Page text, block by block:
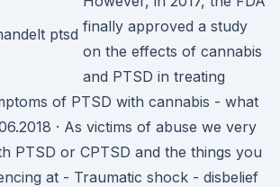
finally approved a study
on the effects of cannabis
and PTSD in treating
of PTSD with cannabis - what
· As victims of abuse we very
PTSD or CPTSD and the things you
at - Traumatic shock - disbelief